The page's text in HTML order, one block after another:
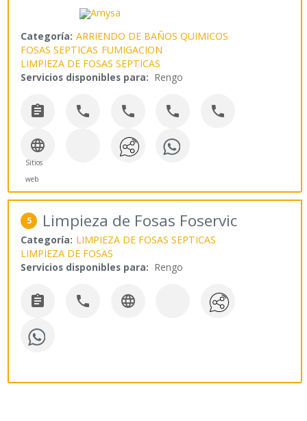
Categoría: ARRIENDO DE BAÑOS QUIMICOS
FOSAS SEPTICAS FUMIGACION
LIMPIEZA DE FOSAS SEPTICAS
Servicios disponibles para: Rengo
    

Sitios
web
5 Limpieza de Fosas Foservic
Categoría: LIMPIEZA DE FOSAS SEPTICAS
LIMPIEZA DE FOSAS
Servicios disponibles para: Rengo
  